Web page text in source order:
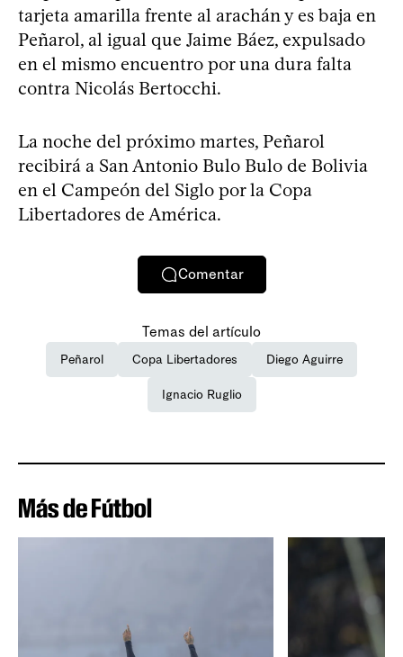
tarjeta amarilla frente al arachán y es baja en
Peñarol, al igual que Jaime Báez, expulsado
en el mismo encuentro por una dura falta
contra Nicolás Bertocchi.
La noche del próximo martes, Peñarol
recibirá a San Antonio Bulo Bulo de Bolivia
en el Campeón del Siglo por la Copa
Libertadores de América.
Comentar
Temas del artículo
Peñarol Copa Libertadores Diego Aguirre
Ignacio Ruglio
Más de Fútbol